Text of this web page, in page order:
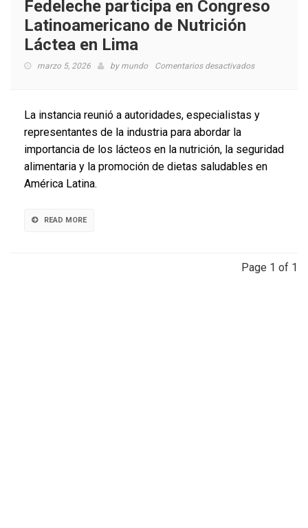
Fedeleche participa en Congreso
Latinoamericano de Nutrición
Láctea en Lima
marzo 5, 2026 by mundo Comentarios desactivadosen
Congreso
de
La instancia reunió a autoridades, especialistas y
representantes de la industria para abordar la
importancia de los lácteos en la nutrición, la seguridad
alimentaria y la promoción de dietas saludables en
América Latina.
READ MORE
Page 1 of 1